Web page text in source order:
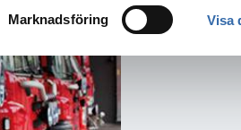
Marknadsföring Visa